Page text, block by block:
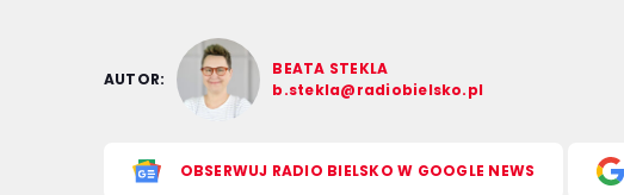
AUTOR:
BEATA STEKLA
b.stekla@radiobielsko.pl
OBSERWUJ RADIO BIELSKO W GOOGLE NEWS